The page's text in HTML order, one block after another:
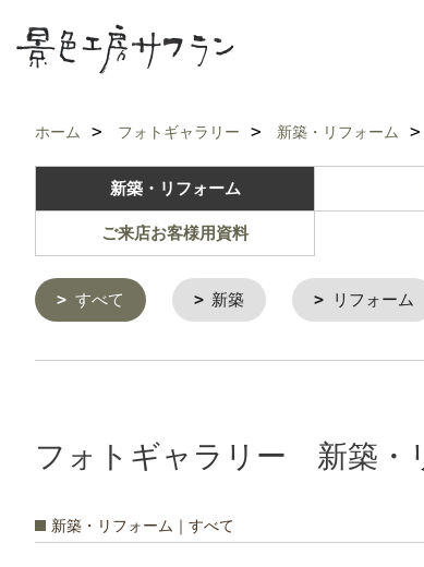
ホーム フォトギャラリー 新築・リフォーム
新築・リフォーム
ご来店お客様用資料
すべて 新築 リフォーム
フォトギャラリー 新築・
新築・リフォーム｜すべて